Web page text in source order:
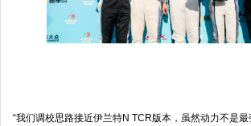
“我们调校思路接近伊兰特N TCR版本，虽然动力不是